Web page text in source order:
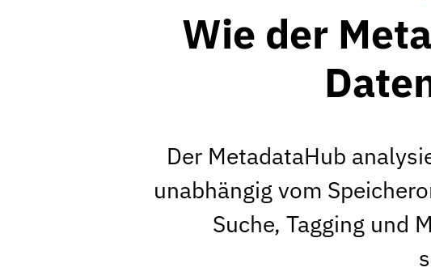
Wie der
Der MetadataHub
unabhängig vom
Suche, Tagging und